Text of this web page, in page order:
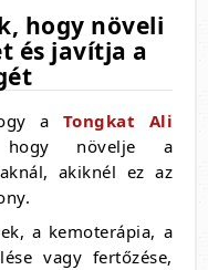
hogy növeli
és javítja a
a Tongkat Ali
hogy növelje a
akiknél ez az
a kemoterápia, a
vagy fertőzése,